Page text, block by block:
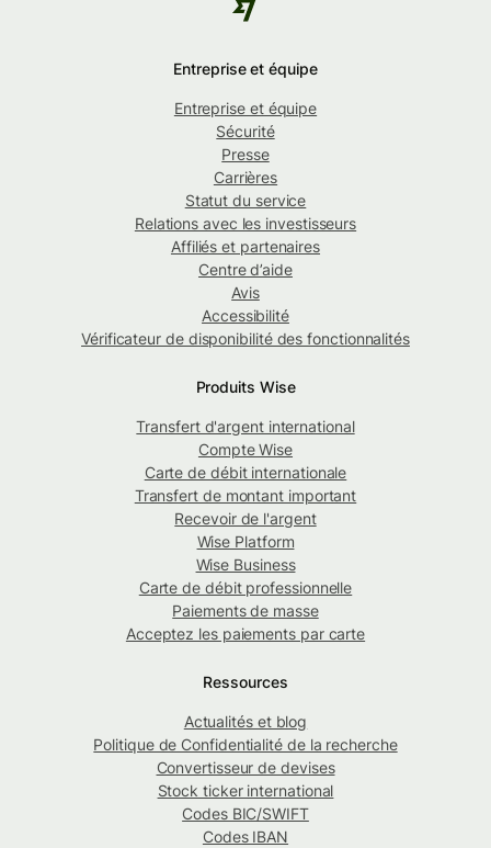
Entreprise et équipe
Entreprise et équipe
Sécurité
Presse
Carrières
Statut du service
Relations avec les investisseurs
Affiliés et partenaires
Centre d’aide
Avis
Accessibilité
Vérificateur de disponibilité des fonctionnalités
Produits Wise
Transfert d'argent international
Compte Wise
Carte de débit internationale
Transfert de montant important
Recevoir de l'argent
Wise Platform
Wise Business
Carte de débit professionnelle
Paiements de masse
Acceptez les paiements par carte
Ressources
Actualités et blog
Politique de Confidentialité de la recherche
Convertisseur de devises
Stock ticker international
Codes BIC/SWIFT
Codes IBAN